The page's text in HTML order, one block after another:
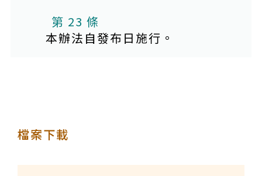
第 23 條
本辦法自發布日施行。
檔案下載